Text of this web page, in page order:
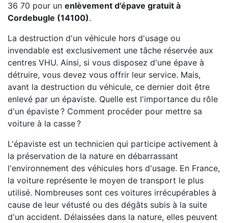
36 70 pour un enlèvement d'épave gratuit à
Cordebugle (14100).
La destruction d'un véhicule hors d'usage ou
invendable est exclusivement une tâche réservée aux
centres VHU. Ainsi, si vous disposez d'une épave à
détruire, vous devez vous offrir leur service. Mais,
avant la destruction du véhicule, ce dernier doit être
enlevé par un épaviste. Quelle est l'importance du rôle
d'un épaviste ? Comment procéder pour mettre sa
voiture à la casse ?
L'épaviste est un technicien qui participe activement à
la préservation de la nature en débarrassant
l'environnement des véhicules hors d'usage. En France,
la voiture représente le moyen de transport le plus
utilisé. Nombreuses sont ces voitures irrécupérables à
cause de leur vétusté ou des dégâts subis à la suite
d'un accident. Délaissées dans la nature, elles peuvent